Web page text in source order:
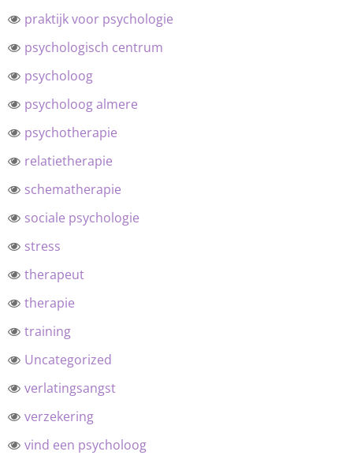
praktijk voor psychologie
psychologisch centrum
psycholoog
psycholoog almere
psychotherapie
relatietherapie
schematherapie
sociale psychologie
stress
therapeut
therapie
training
Uncategorized
verlatingsangst
verzekering
vind een psycholoog